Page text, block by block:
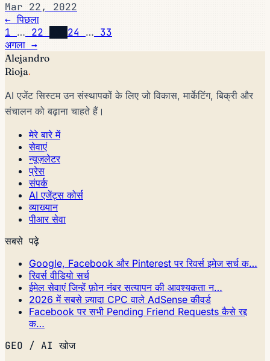
Mar 22, 2022
← पिछला
1 … 22 24 … 33
अगला →
Alejandro
Rioja.
AI एजेंट सिस्टम उन संस्थापकों के लिए जो विकास, मार्केटिंग, बिक्री और
संचालन को बढ़ाना चाहते हैं।
मेरे बारे में
सेवाएं
न्यूज़लेटर
प्रेस
संपर्क
AI एजेंट्स कोर्स
व्याख्यान
पीआर सेवा
सबसे पढ़े
Google, Facebook और Pinterest पर रिवर्स इमेज सर्च क…
रिवर्स वीडियो सर्च
ईमेल सेवाएं जिन्हें फ़ोन नंबर सत्यापन की आवश्यकता न…
2026 में सबसे ज़्यादा CPC वाले AdSense कीवर्ड
Facebook पर सभी Pending Friend Requests कैसे रद्द
क…
GEO / AI खोज